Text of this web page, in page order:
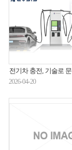
전기차 충전, 기술로 문턱낮춘다… 롯데이노베이트
2026-04-20